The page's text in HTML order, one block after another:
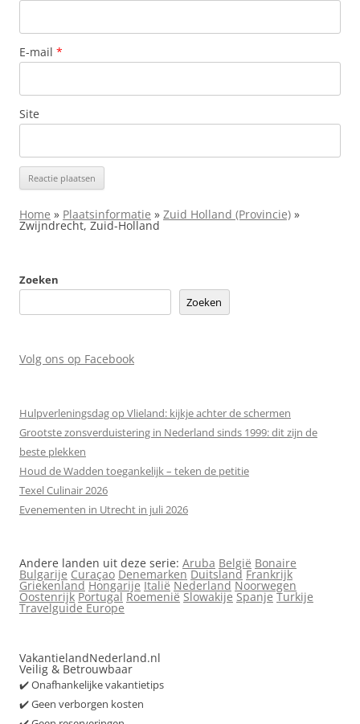
E-mail *
Site
Home » Plaatsinformatie » Zuid Holland (Provincie) »
Zwijndrecht, Zuid-Holland
Zoeken
Zoeken
Volg ons op Facebook
Hulpverleningsdag op Vlieland: kijkje achter de schermen
Grootste zonsverduistering in Nederland sinds 1999: dit zijn de
beste plekken
Houd de Wadden toegankelijk – teken de petitie
Texel Culinair 2026
Evenementen in Utrecht in juli 2026
Andere landen uit deze serie: Aruba België Bonaire
Bulgarije Curaçao Denemarken Duitsland Frankrijk
Griekenland Hongarije Italië Nederland Noorwegen
Oostenrijk Portugal Roemenië Slowakije Spanje Turkije
Travelguide Europe
VakantielandNederland.nl
Veilig & Betrouwbaar
✔️ Onafhankelijke vakantietips
✔️ Geen verborgen kosten